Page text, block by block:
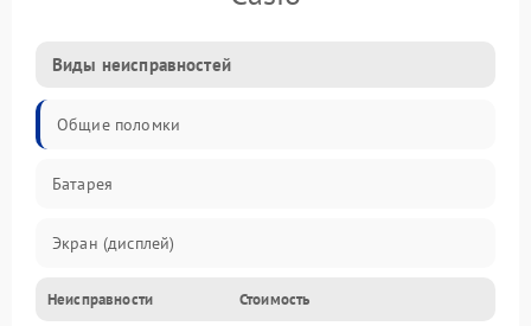
Виды неисправностей
Общие поломки
Батарея
Экран (дисплей)
Электропитание
Неисправности Стоимость